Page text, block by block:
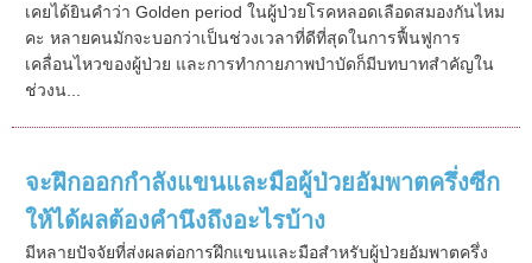
เคยได้ยินคำว่า Golden period ในผู้ป่วยโรคหลอดเลือดสมองกันไหม
คะ หลายคนมักจะบอกว่าเป็นช่วงเวลาที่ดีที่สุดในการฟื้นฟูการ
เคลื่อนไหวของผู้ป่วย และการทำกายภาพบำบัดก็มีบทบาทสำคัญใน
ช่วงน...
จะฝึกออกกำลังแขนและมือผู้ป่วยอัมพาตครึ่งซีก
ให้ได้ผลต้องคำนึงถึงอะไรบ้าง
มีหลายปัจจัยที่ส่งผลต่อการฝึกแขนและมือสำหรับผู้ป่วยอัมพาตครึ่ง